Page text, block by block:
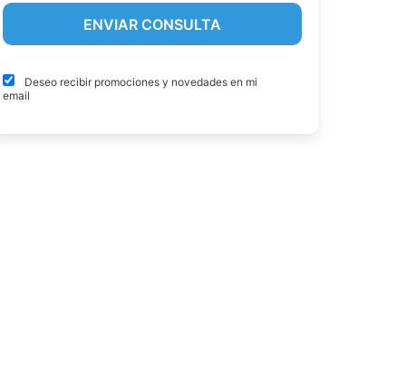
Deseo recibir promociones y novedades en mi
email